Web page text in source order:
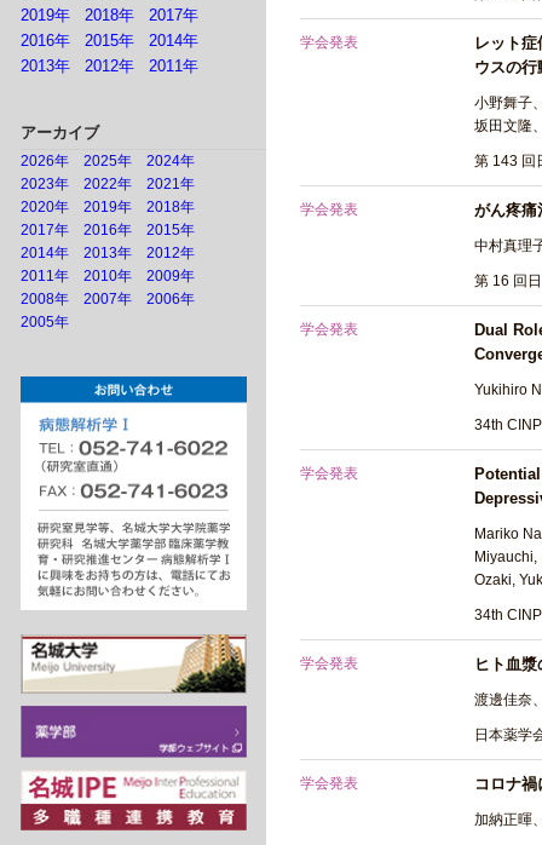
2019年
2018年
2017年
2016年
2015年
2014年
2013年
2012年 2011年
アーカイブ
2026年 2025年
2024年
2023年
2022年
2021年
2020年
2019年
2018年
2017年
2016年
2015年
2014年
2013年
2012年
2011年
2010年
2009年
2008年
2007年
2006年
2005年
学会発表
レット
ウスの行
小野舞子
坂田文隆
第 143 回
学会発表 がん疼痛
中村真理
第 16 回
学会発表
Dual
Yukihiro
34th
学会発表
Mariko
Ozaki,
34th
学会発表 ヒト血
渡邊佳奈
日本薬学
学会発表 コロナ
加納正暉